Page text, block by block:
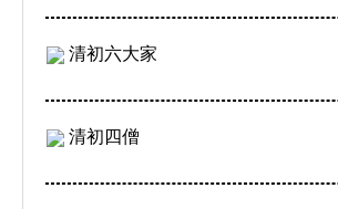
清初六大家
清初四僧